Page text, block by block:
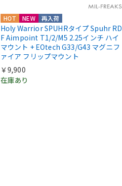
HOT NEW 再入荷
Holy Warrior SPUHRタイプ Spuhr RD
F Aimpoint T1/2/M5 2.25インチ ハイ
マウント + EOtech G33/G43 マグニフ
ァイア フリップマウント
￥9,900
在庫あり